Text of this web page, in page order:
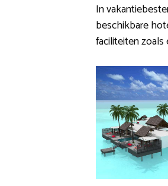
In
beschikbare
faciliteiten